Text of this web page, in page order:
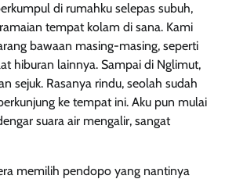
di rumahku selepas subuh,
tempat kolam di sana. Kami
bawaan masing-masing, seperti
hiburan lainnya. Sampai di Nglimut,
sejuk. Rasanya rindu, seolah sudah
ke tempat ini. Aku pun mulai
suara air mengalir, sangat
memilih pendopo yang nantinya